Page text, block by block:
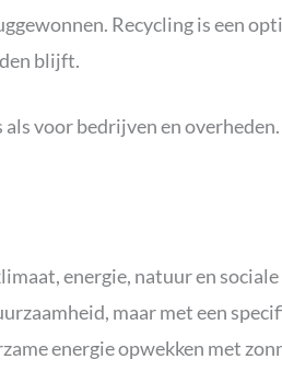
Recycling is een
blijft.
voor bedrijven en overheden.
energie, natuur en sociale
maar met een
energie opwekken met